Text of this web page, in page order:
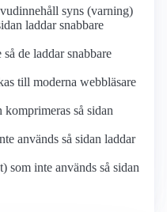
syns (varning)
laddar snabbare
de laddar snabbare
till moderna webbläsare
så sidan
används så sidan laddar
som inte används så sidan